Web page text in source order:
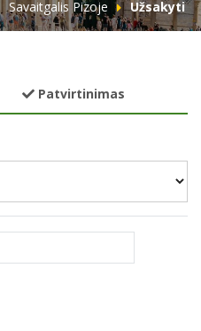
Savaitgalis Pizoje Užsakyti
Patvirtinimas